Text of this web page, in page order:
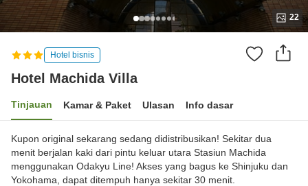
22
Hotel bisnis
Hotel Machida Villa
Tinjauan Kamar & Paket Ulasan Info dasar
Kupon original sekarang sedang didistribusikan! Sekitar dua
menit berjalan kaki dari pintu keluar utara Stasiun Machida
menggunakan Odakyu Line! Akses yang bagus ke Shinjuku dan
Yokohama, dapat ditempuh hanya sekitar 30 menit.